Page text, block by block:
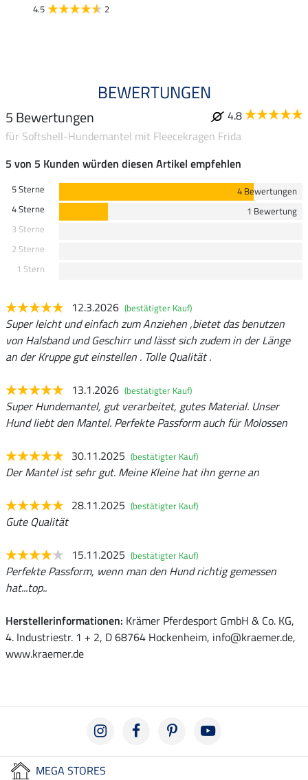
4.5 2
BEWERTUNGEN
5 Bewertungen
4.8
für Softshell-Hundemantel mit Fleecekragen Frida
5 von 5 Kunden würden diesen Artikel empfehlen
5 Sterne
4 Bewertungen
4 Sterne
1 Bewertung
3 Sterne
2 Sterne
1 Stern
12.3.2026 (bestätigter Kauf)
Super leicht und einfach zum Anziehen ,bietet das benutzen
von Halsband und Geschirr und lässt sich zudem in der Länge
an der Kruppe gut einstellen . Tolle Qualität .
13.1.2026 (bestätigter Kauf)
Super Hundemantel, gut verarbeitet, gutes Material. Unser
Hund liebt den Mantel. Perfekte Passform auch für Molossen
30.11.2025 (bestätigter Kauf)
Der Mantel ist sehr gut. Meine Kleine hat ihn gerne an
28.11.2025 (bestätigter Kauf)
Gute Qualität
15.11.2025 (bestätigter Kauf)
Perfekte Passform, wenn man den Hund richtig gemessen
hat...top..
Herstellerinformationen: Krämer Pferdesport GmbH & Co. KG,
4. Industriestr. 1 + 2, D 68764 Hockenheim, info@kraemer.de,
www.kraemer.de
MEGA STORES